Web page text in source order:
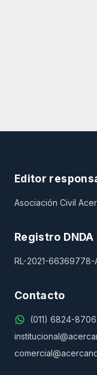
Editor
Asociación Civil
Registro DNDA
RL-2021-66369778-
Contacto
(011) 6824-8706